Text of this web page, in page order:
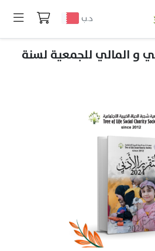
د.ب
و المالي للجمعية لسنة